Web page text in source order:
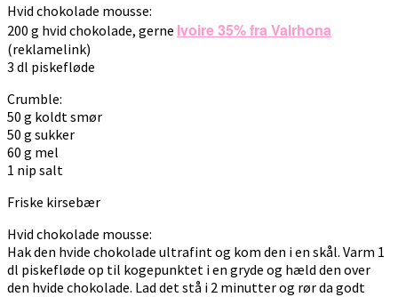
Hvid chokolade mousse:
200 g hvid chokolade, gerne Ivoire 35% fra Valrhona
(reklamelink)
3 dl piskefløde
Crumble:
50 g koldt smør
50 g sukker
60 g mel
1 nip salt
Friske kirsebær
Hvid chokolade mousse:
Hak den hvide chokolade ultrafint og kom den i en skål. Varm 1
dl piskefløde op til kogepunktet i en gryde og hæld den over
den hvide chokolade. Lad det stå i 2 minutter og rør da godt